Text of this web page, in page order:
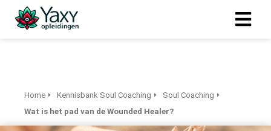
Home Kennisbank Soul Coaching
Soul Coaching
Wat is het pad van de Wounded Healer?